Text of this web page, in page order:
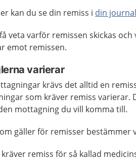
kan du se din remiss i din
veta varför remissen skickas
emot remissen.
varierar
krävs det alltid en
som kräver remiss
mottagning du vill komma till.
gäller för remisser bestämmer
remiss för så kallad